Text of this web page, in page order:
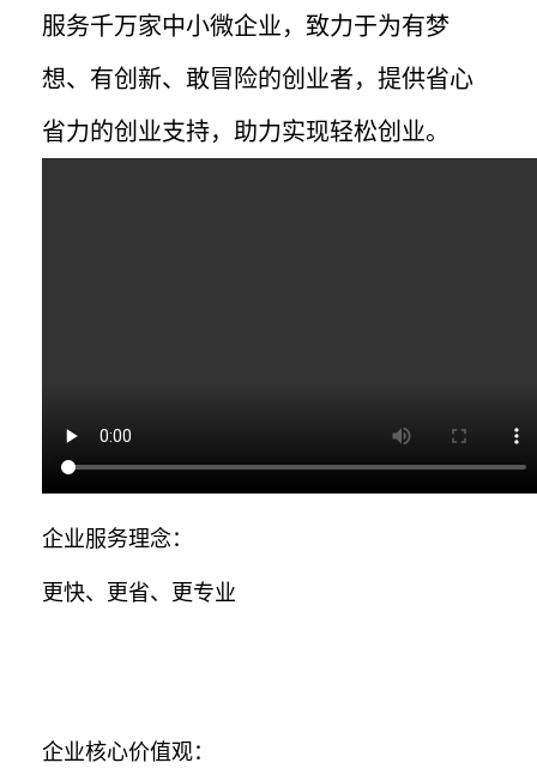
服务千万家中小微企业，致力于为有梦
想、有创新、敢冒险的创业者，提供省心
省力的创业支持，助力实现轻松创业。
企业服务理念：
更快、更省、更专业
企业核心价值观：